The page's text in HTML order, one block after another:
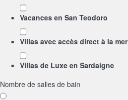
Vacances en San Teodoro
Villas avec accès direct à la mer
Villas de Luxe en Sardaigne
Nombre de salles de bain